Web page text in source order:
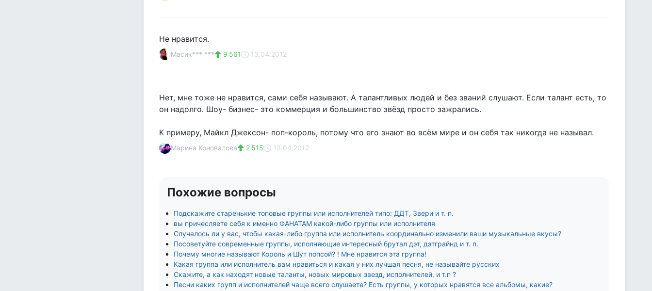
Не нравится.
Масик*** *** 9 561 13.04.2012
Нет, мне тоже не нравится, сами себя называют. А талантливых людей и без званий слушают. Если талант есть, то
он надолго. Шоу- бизнес- это коммерция и большинство звёзд просто зажрались.
К примеру, Майкл Джексон- поп-король, потому что его знают во всём мире и он себя так никогда не называл.
Марина Коновалова 2 515 13.04.2012
Похожие вопросы
Подскажите старенькие топовые группы или исполнителей типо: ДДТ, Звери и т. п.
вы причесляете себя к именно ФАНАТАМ какой-либо группы или исполнителя
Случалось ли у вас, чтобы какая-либо группа или исполнитель координально изменили ваши музыкальные вкусы?
Посоветуйте современные группы, исполняющие интересный брутал дэт, дэтграйнд и т. п.
Почему многие называют Король и Шут попсой? ! Мне нравится эта группа!
Какая группа или исполнитель вам нравиться и какая у них лучшая песня, не называйте русских
Скажите, а как находят новые таланты, новых мировых звезд, исполнителей, и т.п ?
Песни каких групп и исполнителей чаще всего слушаете? Есть группы, у которых нравятся все альбомы, какие?